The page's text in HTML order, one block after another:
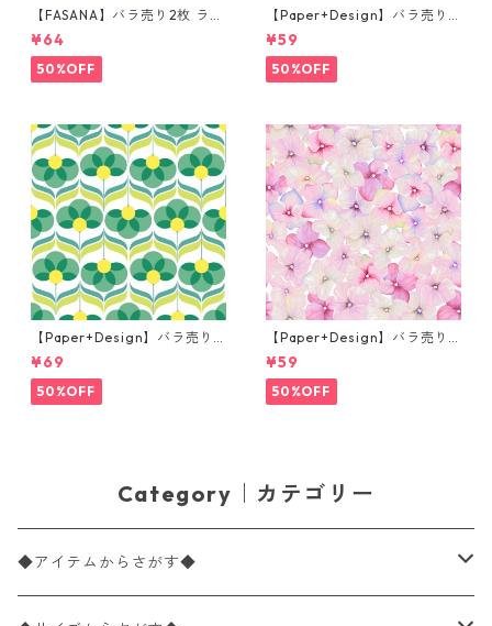
【FASANA】バラ売り2枚 ラン
チサイズ ペーパーナプキン Fr
og prince ナチュラル
¥64
50%OFF
【Paper+Design】バラ売り2
枚 カクテルサイズ ペーパーナ
プキン Martini ブラック
¥59
50%OFF
【Paper+Design】バラ売り2
枚 ランチサイズ ペーパーナプ
キン Geo Flowers グリーン
¥69
50%OFF
【Paper+Design】バラ売り2
枚 カクテルサイズ ペーパーナ
プキン Small blossoms ピン
ク
¥59
50%OFF
Category｜カテゴリー
◆アイテムからさがす◆